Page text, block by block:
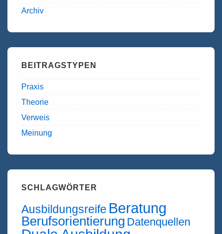
Archiv
BEITRAGSTYPEN
Praxis
Theorie
Verweis
Meinung
SCHLAGWÖRTER
Ausbildungsreife Beratung
Berufsorientierung Datenquellen